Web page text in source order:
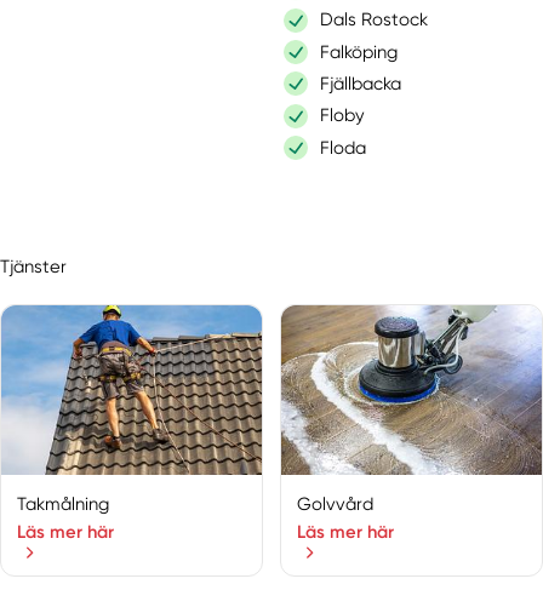
Dals Rostock
Falköping
Fjällbacka
Floby
Floda
Gothenburg
Gråbo
Gunnilse
Härryda
Hisings Backa
Hisings Kärra
Hjälteby
Hjo
Tjänster
Takmålning
Läs mer här
Golvvård
Läs mer här